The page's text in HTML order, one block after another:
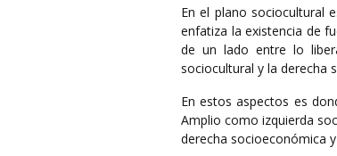
En el plano sociocultural
enfatiza la existencia de
de un lado entre lo
sociocultural y la derecha
En estos aspectos es
Amplio como izquierda
derecha socioeconómica